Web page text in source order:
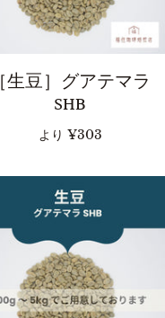
［生豆］グアテマラ
SHB
より ¥303